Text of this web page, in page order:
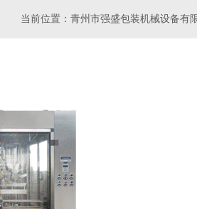
当前位置： 青州市强盛包装机械设备有